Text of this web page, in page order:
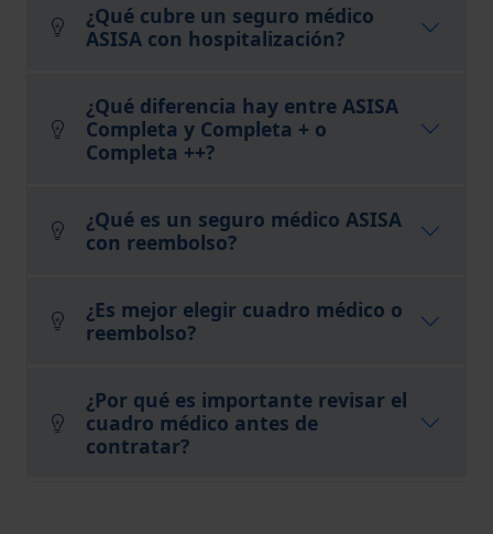
¿Qué cubre un seguro médico
ASISA con hospitalización?
¿Qué diferencia hay entre ASISA
Completa y Completa + o
Completa ++?
¿Qué es un seguro médico ASISA
con reembolso?
¿Es mejor elegir cuadro médico o
reembolso?
¿Por qué es importante revisar el
cuadro médico antes de
contratar?